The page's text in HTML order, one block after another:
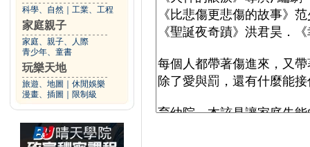
科學、自然 工業、工程
家庭親子
家庭、親子、人際
青少年、童書
玩樂天地
旅遊、地圖
休閒娛樂
漫畫、插圖
限制級